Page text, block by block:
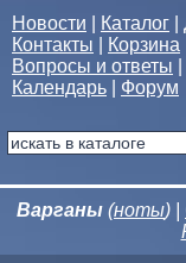
Новости Каталог
Контакты
Корзина
Вопросы и ответы
Календарь
Форум
Варганы (ноты) |